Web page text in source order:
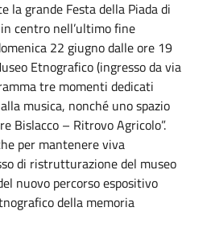
la grande Festa della Piada di
centro nell’ultimo fine
22 giugno dalle ore 19
Etnografico (ingresso da via
tre momenti dedicati
musica, nonché uno spazio
Bislacco – Ritrovo Agricolo”.
per mantenere viva
di ristrutturazione del museo
nuovo percorso espositivo
della memoria